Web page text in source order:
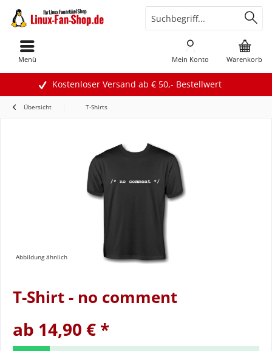
Kostenloser Versand ab € 50,- Bestellwert
Warenkorb
Mein Konto
Menü
Übersicht T-Shirts
Abbildung ähnlich
T-Shirt - no comment
ab 14,90 € *